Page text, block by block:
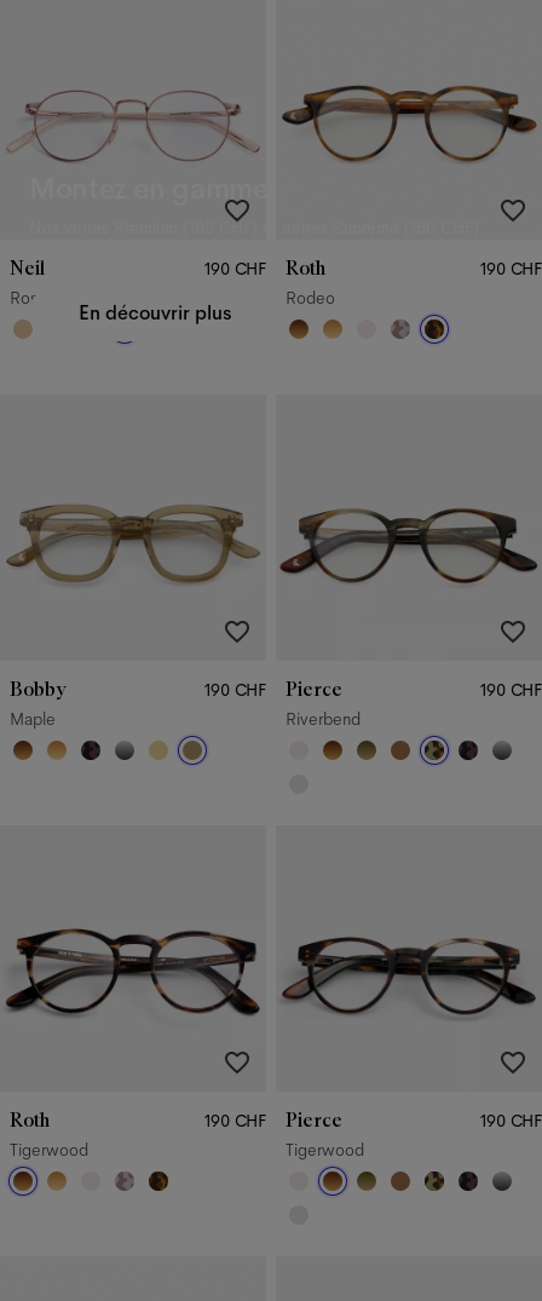
Neil
190 CHF
Rose Gold
Roth
190 CHF
Rodeo
105 CHF
offrent des avantages certains.
En découvrir plus
Bobby
190 CHF
Maple
Pierce
190 CHF
Riverbend
Roth
190 CHF
Tigerwood
Pierce
190 CHF
Tigerwood